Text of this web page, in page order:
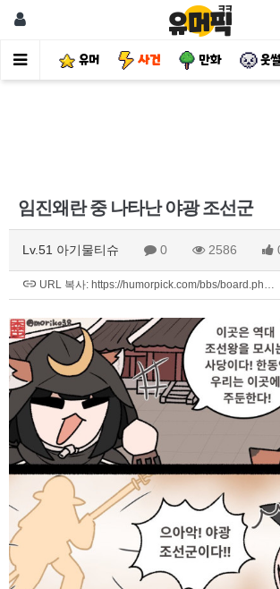
유머 사건 만화 웃썰
임진왜란 중 나타난 야광 조선군
Lv.51 아기물티슈 0 2586
URL 복사: https://humorpick.com/bbs/board.ph…